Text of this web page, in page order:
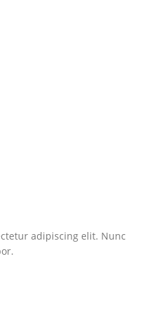
adipiscing elit. Nunc